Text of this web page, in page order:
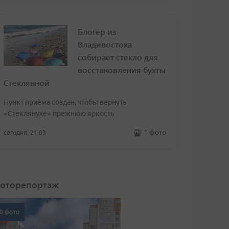
Блогер из
Владивостока
собирает стекло для
восстановления бухты
Стеклянной
Пункт приёма создан, чтобы вернуть
«Стеклянухе» прежнюю яркость
сегодня, 21:03 1 фото
фото